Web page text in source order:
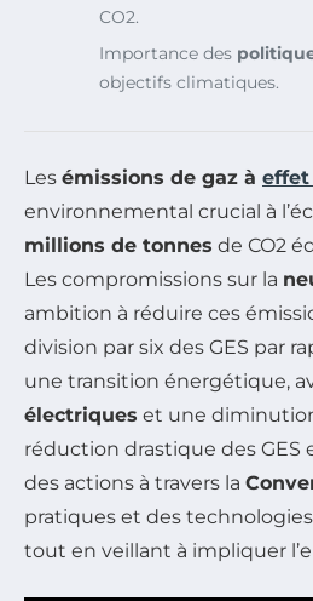
CO2.
Importance des
objectifs climatiques.
Les émissions de gaz à effet
environnemental crucial à
millions de tonnes de CO2
Les compromissions sur la
ambition à réduire ces
division par six des GES par
une transition énergétique,
électriques et une
réduction drastique des
des actions à travers la
pratiques et des
tout en veillant à impliquer